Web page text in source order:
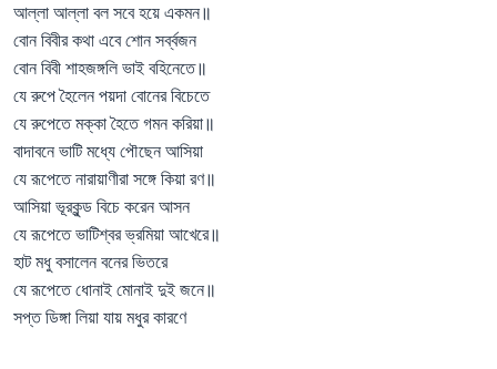
আল্লা আল্লা বল সবে হয়ে একমন​॥
বোন বিবীর কথা এবে শোন সর্ব্বজন​
বোন বিবী শাহজঙ্গলি ভাই বহিনেতে॥
যে রুপে হৈলেন প​য়দা বোনের বিচেতে
যে রুপেতে মক্কা হৈতে গমন করিয়া॥
বাদাবনে ভাটি মধ্যে পৌছেন আসিয়া
যে রূপেতে নারায়াণীরা সঙ্গে কিয়া রণ​॥
আসিয়া ভূরকুন্ড বিচে করেন আসন​
যে রূপেতে ভাটিশ্বর ভ্রমিয়া আখেরে॥
হাট মধু বসালেন বনের ভিতরে
যে রূপেতে ধোনাই মোনাই দুই জনে॥
সপ্ত ডিঙ্গা লিয়া যায় মধুর কারণে